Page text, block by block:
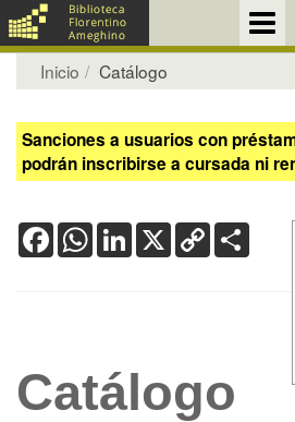
Inicio Catálogo
Sanciones a usuarios con
podrán inscribirse a cursada ni
FacebookWhatsApp
LinkedIn
X Copy
Link
Catálogo